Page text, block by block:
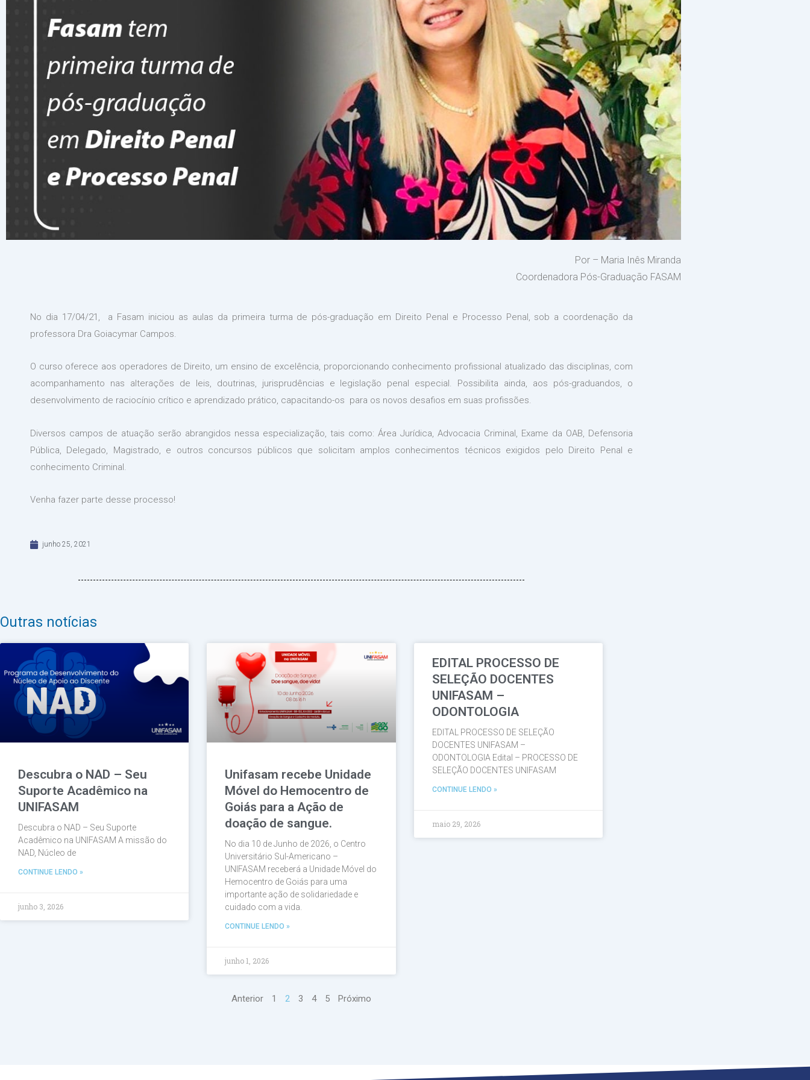
Por – Maria Inês Miranda
Coordenadora Pós-Graduação FASAM
No dia 17/04/21, a Fasam iniciou as aulas da primeira turma de pós-graduação em Direito Penal e Processo Penal, sob a coordenação da
professora Dra Goiacymar Campos.
O curso oferece aos operadores de Direito, um ensino de excelência, proporcionando conhecimento profissional atualizado das disciplinas, com
acompanhamento nas alterações de leis, doutrinas, jurisprudências e legislação penal especial. Possibilita ainda, aos pós-graduandos, o
desenvolvimento de raciocínio crítico e aprendizado prático, capacitando-os para os novos desafios em suas profissões.
Diversos campos de atuação serão abrangidos nessa especialização, tais como: Área Jurídica, Advocacia Criminal, Exame da OAB, Defensoria
Pública, Delegado, Magistrado, e outros concursos públicos que solicitam amplos conhecimentos técnicos exigidos pelo Direito Penal e
conhecimento Criminal.
Venha fazer parte desse processo!
junho 25, 2021
Outras notícias
Descubra o NAD – Seu
Suporte Acadêmico na
UNIFASAM
Descubra o NAD – Seu Suporte
Acadêmico na UNIFASAM A missão do
NAD, Núcleo de
CONTINUE LENDO »
junho 3, 2026
Unifasam recebe Unidade
Móvel do Hemocentro de
Goiás para a Ação de
doação de sangue.
No dia 10 de Junho de 2026, o Centro
Universitário Sul-Americano –
UNIFASAM receberá a Unidade Móvel do
Hemocentro de Goiás para uma
importante ação de solidariedade e
cuidado com a vida.
CONTINUE LENDO »
junho 1, 2026
EDITAL PROCESSO DE
SELEÇÃO DOCENTES
UNIFASAM –
ODONTOLOGIA
EDITAL PROCESSO DE SELEÇÃO
DOCENTES UNIFASAM –
ODONTOLOGIA Edital – PROCESSO DE
SELEÇÃO DOCENTES UNIFASAM
CONTINUE LENDO »
maio 29, 2026
Anterior
Página
1 2 3
Página
4
Página
5 Próximo